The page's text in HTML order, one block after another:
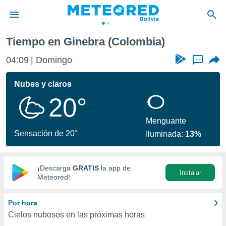
de
ha
calidad.
a este
las
y
digital
basada
Tiempo en Ginebra (Colombia)
04:09 Domingo ...
Nubes y claros
20°
Sensación de 20°
Menguante
Iluminada: 13%
¡Descarga GRATIS la app de
Meteored!
Instalar
Por hora
Cielos nubosos en las próximas horas